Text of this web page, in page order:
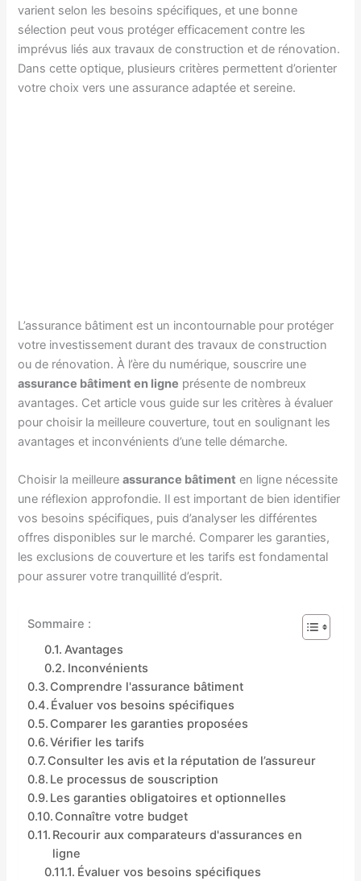
varient selon les besoins spécifiques, et une bonne
sélection peut vous protéger efficacement contre les
imprévus liés aux travaux de construction et de rénovation.
Dans cette optique, plusieurs critères permettent d’orienter
votre choix vers une assurance adaptée et sereine.
L’assurance bâtiment est un incontournable pour protéger
votre investissement durant des travaux de construction
ou de rénovation. À l’ère du numérique, souscrire une
assurance bâtiment en ligne présente de nombreux
avantages. Cet article vous guide sur les critères à évaluer
pour choisir la meilleure couverture, tout en soulignant les
avantages et inconvénients d’une telle démarche.
Choisir la meilleureassurance bâtiment en ligne nécessite
une réflexion approfondie. Il est important de bien identifier
vos besoins spécifiques, puis d’analyser les différentes
offres disponibles sur le marché. Comparer les garanties,
les exclusions de couverture et les tarifs est fondamental
pour assurer votre tranquillité d’esprit.
Sommaire :
Avantages
Inconvénients
Comprendre l'assurance bâtiment
Évaluer vos besoins spécifiques
Comparer les garanties proposées
Vérifier les tarifs
Consulter les avis et la réputation de l’assureur
Le processus de souscription
Les garanties obligatoires et optionnelles
Connaître votre budget
Recourir aux comparateurs d'assurances en
ligne
Évaluer vos besoins spécifiques